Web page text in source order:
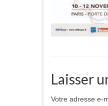
Laisser
Votre adresse e-